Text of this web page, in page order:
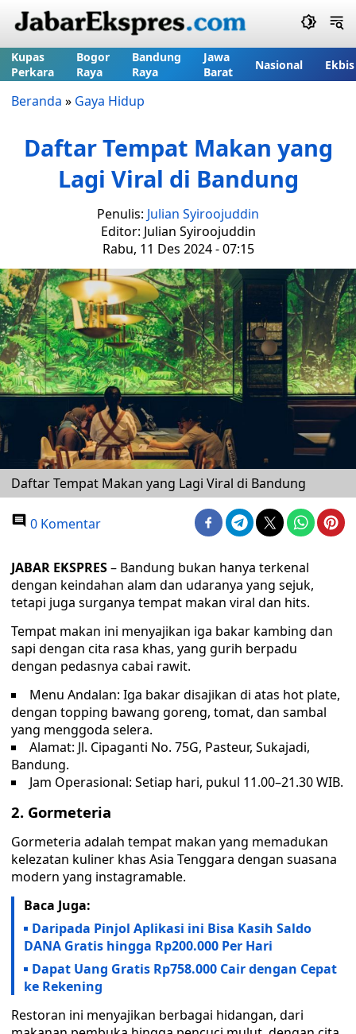
Kupas
Perkara
Bogor
Raya
Bandung
Raya
Jawa
Barat
Nasional Ekbis
Beranda » Gaya Hidup
Daftar Tempat Makan yang
Lagi Viral di Bandung
Penulis: Julian Syiroojuddin
Editor: Julian Syiroojuddin
Rabu, 11 Des 2024 - 07:15
Daftar Tempat Makan yang Lagi Viral di Bandung
0 Komentar
JABAR EKSPRES– Bandung bukan hanya terkenal
dengan keindahan alam dan udaranya yang sejuk,
tetapi juga surganya tempat makan viral dan hits.
Tempat makan ini menyajikan iga bakar kambing dan
sapi dengan cita rasa khas, yang gurih berpadu
dengan pedasnya cabai rawit.
Menu Andalan: Iga bakar disajikan di atas hot plate,
dengan topping bawang goreng, tomat, dan sambal
yang menggoda selera.
Alamat: Jl. Cipaganti No. 75G, Pasteur, Sukajadi,
Bandung.
Jam Operasional: Setiap hari, pukul 11.00–21.30 WIB.
2. Gormeteria
Gormeteria adalah tempat makan yang memadukan
kelezatan kuliner khas Asia Tenggara dengan suasana
modern yang instagramable.
Baca Juga:
Daripada Pinjol Aplikasi ini Bisa Kasih Saldo
DANA Gratis hingga Rp200.000 Per Hari
Dapat Uang Gratis Rp758.000 Cair dengan Cepat
ke Rekening
Restoran ini menyajikan berbagai hidangan, dari